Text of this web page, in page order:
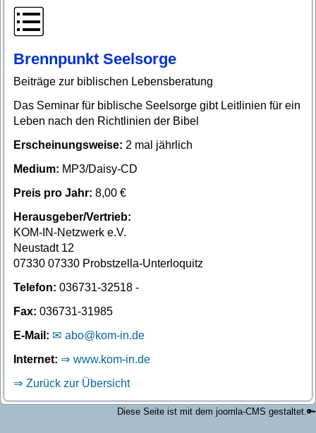
Brennpunkt Seelsorge
Beiträge zur biblischen Lebensberatung
Das Seminar für biblische Seelsorge gibt Leitlinien für ein
Leben nach den Richtlinien der Bibel
Erscheinungsweise: 2 mal jährlich
Medium: MP3/Daisy-CD
Preis pro Jahr: 8,00 €
Herausgeber/Vertrieb:
KOM-IN-Netzwerk e.V.
Neustadt 12
07330 07330 Probstzella-Unterloquitz
Telefon: 036731-32518 -
Fax: 036731-31985
E-Mail:
abo@kom-in.de
Internet:
www.kom-in.de
Zurück zur Übersicht
🔑
Diese Seite ist mit dem joomla-CMS gestaltet.